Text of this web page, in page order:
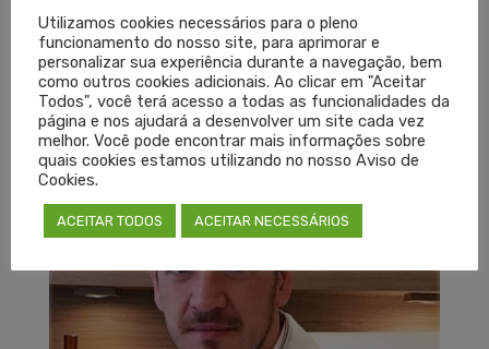
Delegado do Cremers assume
vaga no Conselho de Saúde de
Pelotas
SEXTA-FEIRA, 14 AGOSTO 2020 PORASSESSORIA DE IMPRENSA
Utilizamos cookies necessários para o pleno
funcionamento do nosso site, para aprimorar e
personalizar sua experiência durante a navegação, bem
como outros cookies adicionais. Ao clicar em "Aceitar
Todos", você terá acesso a todas as funcionalidades da
página e nos ajudará a desenvolver um site cada vez
melhor. Você pode encontrar mais informações sobre
quais cookies estamos utilizando no nosso Aviso de
Cookies.
ACEITAR TODOS ACEITAR NECESSÁRIOS